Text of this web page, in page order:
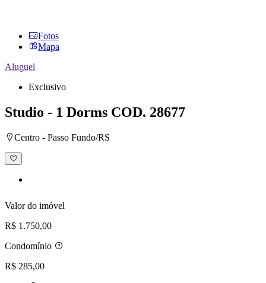
Fotos
Mapa
Aluguel
Exclusivo
Studio - 1 Dorms COD. 28677
Centro - Passo Fundo/RS
Adicionar
à
Valor do imóvel
R$ 1.750,00
Condomínio
R$ 285,00